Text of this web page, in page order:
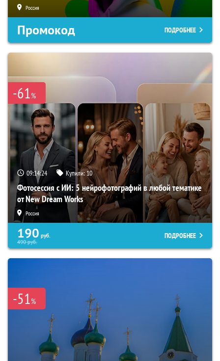
Россия
Промокод ПОДРОБНЕЕ
-61%
09:14:23 Купили:10
Фотосессия с ИИ: 5 нейрофотографий в любой тематике
от New Dream Works
Россия
190 руб.
490руб.
ПОДРОБНЕЕ
-51%